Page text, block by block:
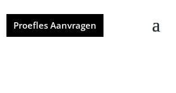
Proefles Aanvragen